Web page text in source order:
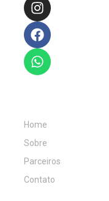
Home
Sobre
Parceiros
Contato